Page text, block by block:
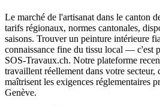
Le marché de l'artisanat dans le canton
tarifs régionaux, normes cantonales,
saisons. Trouver un peinture intérieure
connaissance fine du tissu local — c'est
SOS-Travaux.ch. Notre plateforme
travaillent réellement dans votre secteur,
maîtrisent les exigences réglementaires
Genève.